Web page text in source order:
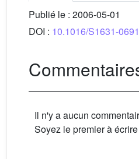
Publié le : 2006-05-01
DOI : 10.1016/S1631-
Il n'y a aucun
Soyez le premier à